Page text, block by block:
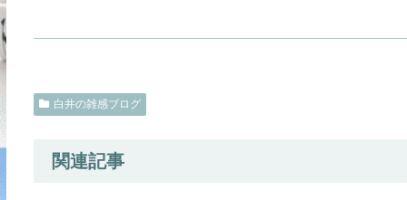
白井の雑感ブログ
関連記事